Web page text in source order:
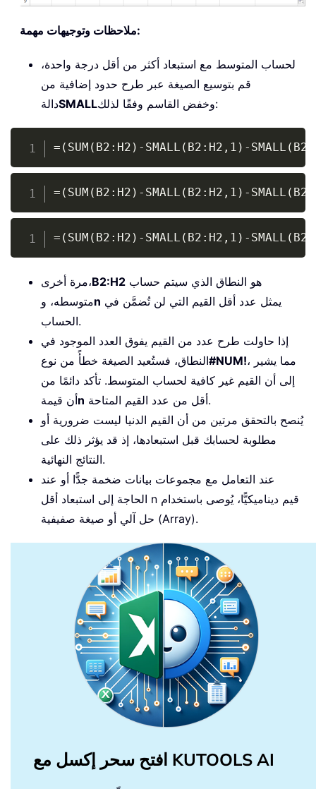
ملاحظات وتوجيهات مهمة:
لحساب المتوسط مع استبعاد أكثر من أقل درجة واحدة،
قم بتوسيع الصيغة عبر طرح حدود إضافية من
دالةSMALL وخفض القاسم وفقًا لذلك:
=(SUM(B2:H2)-SMALL(B2:H2,1)-Copy
=(SUM(B2:H2)-SMALL(B2:H2,1)-Copy
=(SUM(B2:H2)-SMALL(B2:H2,1)-Copy
مرة أخرى،B2:H2
متوسطه، وn
الحساب.
إذا حاولت طرح عدد من القيم يفوق العدد الموجود في
النطاق، فستُعيد الصيغة خطأً من نوع#NUM!، مما يشير
إلى أن القيم غير كافية لحساب المتوسط. تأكد دائمًا من
أن قيمةn
أقل من عدد القيم المتاحة.
يُنصح بالتحقق مرتين من أن القيم الدنيا ليست ضرورية أو
مطلوبة لحسابك قبل استبعادها، إذ قد يؤثر ذلك على
النتائج النهائية.
عند التعامل مع مجموعات بيانات ضخمة جدًّا أو عند
الحاجة إلى استبعاد أقل n قيم ديناميكيًّا، يُوصى باستخدام
حل آلي أو صيغة صفيفية (Array).
افتح سحر إكسل مع KUTOOLS AI